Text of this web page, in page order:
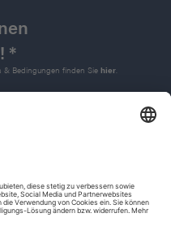
*
& Bedingungen finden Sie hier.